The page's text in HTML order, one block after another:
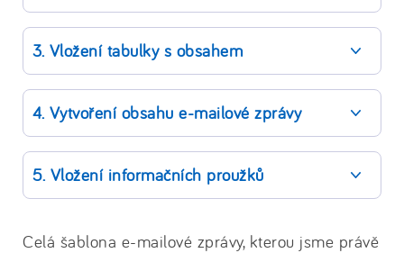
3. Vložení tabulky s obsahem
4. Vytvoření obsahu e-mailové zprávy
5. Vložení informačních proužků
Celá šablona e-mailové zprávy, kterou jsme právě